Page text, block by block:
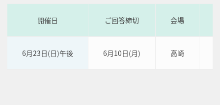
開催日 ご回答締切 会場
6月23日(日)午後 6月10日(月) 高崎